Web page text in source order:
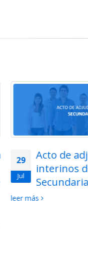
28
Jul
Listas
interinos
Maestros
2026-2027